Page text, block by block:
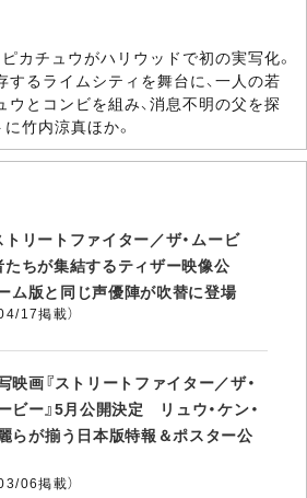
カチュウがハリウッドで初の実写化。
するライムシティを舞台に、一人の若
とコンビを組み、消息不明の父を探
竹内涼真ほか。
トリートファイター／ザ・ムービ
たちが集結するティザー映像公
版と同じ声優陣が吹替に登場
17掲載）
映画『ストリートファイター／ザ・
ビー』5月公開決定 リュウ・ケン・
らが揃う日本版特報＆ポスター公
06掲載）